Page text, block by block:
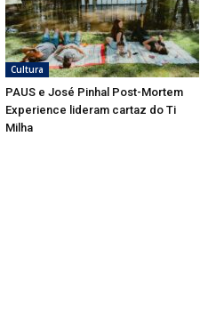
Cultura
PAUS e José Pinhal Post-Mortem
Experience lideram cartaz do Ti
Milha